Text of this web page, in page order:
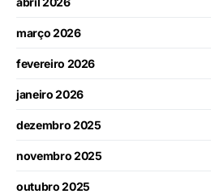
março 2026
fevereiro 2026
janeiro 2026
dezembro 2025
novembro 2025
outubro 2025